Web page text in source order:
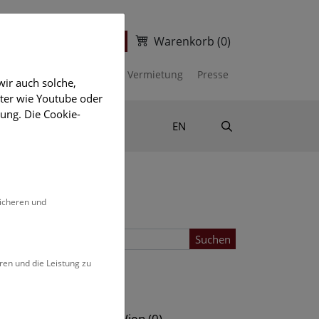
Warenkorb (0)
Vermietung Presse
EN
Suchen
auch solche,
wie Youtube oder
Die Cookie-
und
und die Leistung zu